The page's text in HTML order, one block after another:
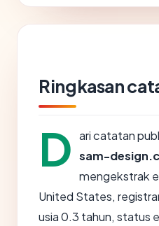
Ringkasan
D ari catatan
sam-
mengekstrak
United States,
usia 0.3 tahun, status